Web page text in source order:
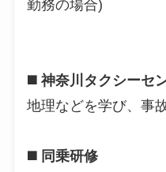
勤務の場合)
◼️ 神奈川タクシーセ
地理などを学び、事
◼️ 同乗研修